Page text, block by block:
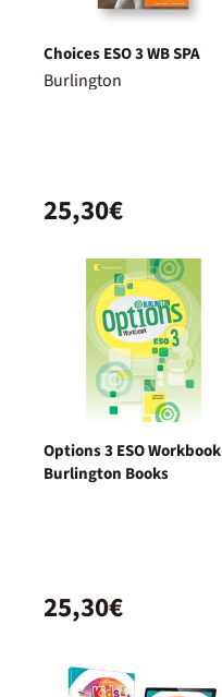
Choices ESO 3 WB SPA
Burlington
25,30€
Options 3 ESO Workbook
Burlington Books
25,30€